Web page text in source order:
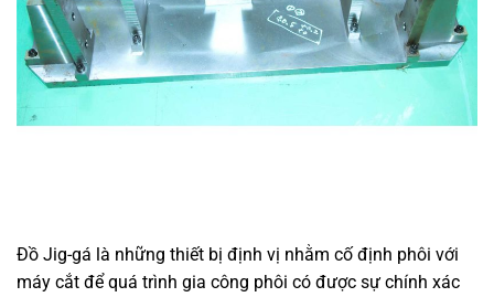
Đồ Jig-gá là những thiết bị định vị nhằm cố định phôi với
máy cắt để quá trình gia công phôi có được sự chính xác